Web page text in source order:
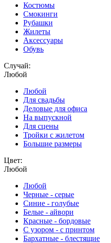
Костюмы
Смокинги
Рубашки
Жилеты
Аксессуары
Обувь
Случай:
Любой
Любой
Для свадьбы
Деловые для офиса
На выпускной
Для сцены
Тройки с жилетом
Большие размеры
Цвет:
Любой
Любой
Черные - серые
Синие - голубые
Белые - айвори
Красные - бордовые
С узором - с принтом
Бархатные - блестящие